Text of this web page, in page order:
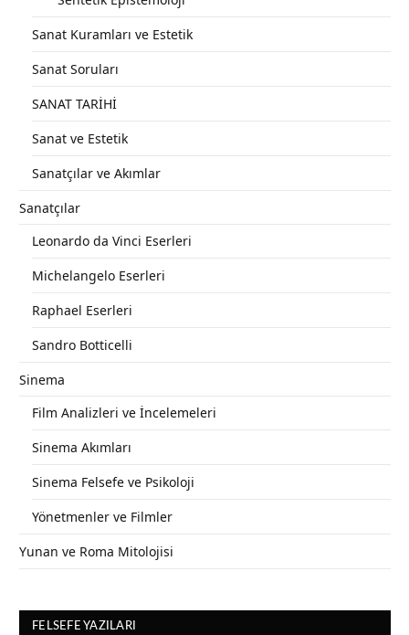
Sanat Kuramları ve Estetik
Sanat Soruları
SANAT TARİHİ
Sanat ve Estetik
Sanatçılar ve Akımlar
Sanatçılar
Leonardo da Vinci Eserleri
Michelangelo Eserleri
Raphael Eserleri
Sandro Botticelli
Sinema
Film Analizleri ve İncelemeleri
Sinema Akımları
Sinema Felsefe ve Psikoloji
Yönetmenler ve Filmler
Yunan ve Roma Mitolojisi
FELSEFE YAZILARI